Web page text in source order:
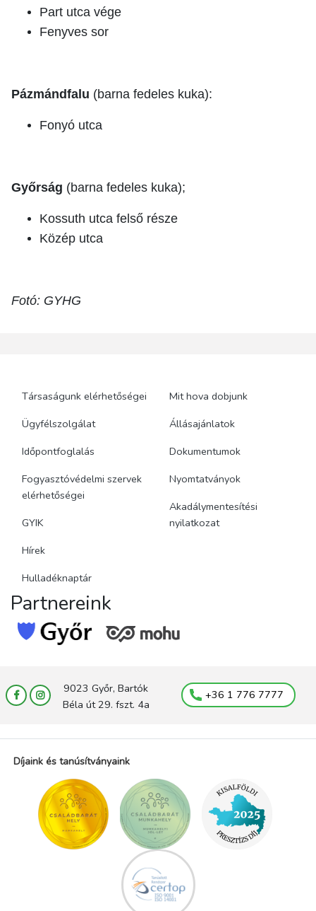
Part utca vége
Fenyves sor
Pázmándfalu (barna fedeles kuka):
Fonyó utca
Győrság (barna fedeles kuka);
Kossuth utca felső része
Közép utca
Fotó: GYHG
Társaságunk elérhetőségei
Ügyfélszolgálat
Időpontfoglalás
Fogyasztóvédelmi szervek
elérhetőségei
GYIK
Hírek
Hulladéknaptár
Mit hova dobjunk
Állásajánlatok
Dokumentumok
Nyomtatványok
Akadálymentesítési
nyilatkozat
Partnereink
9023 Győr, Bartók
Béla út 29. fszt. 4a
+36 1 776 7777
Díjaink és tanúsítványaink